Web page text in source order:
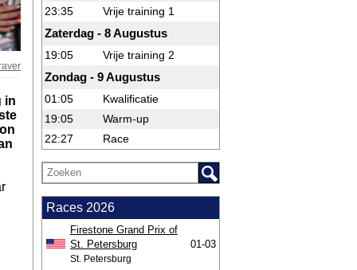
in
23:35 Vrije training 1
Zaterdag - 8 Augustus
19:05 Vrije training 2
Zondag - 9 Augustus
01:05
Kwalificatie
19:05
Warm-up
22:27
Race
Races 2026
Firestone Grand Prix of
St. Petersburg
St. Petersburg
01-03